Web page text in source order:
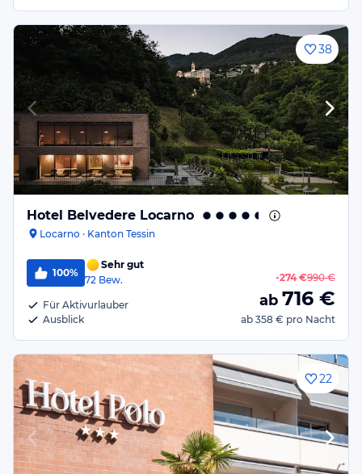
38
Hotel Belvedere Locarno
Locarno · Kanton Tessin
100%
Sehr gut
72 Bew.
Für Aktivurlauber
Ausblick
-274 €990 €
ab 716 €
ab 358 € pro Nacht
22